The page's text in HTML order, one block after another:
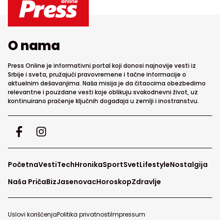
O nama
Press Online je informativni portal koji donosi najnovije vesti iz
Srbije i sveta, pružajući pravovremene i tačne informacije o
aktuelnim dešavanjima. Naša misija je da čitaocima obezbedimo
relevantne i pouzdane vesti koje oblikuju svakodnevni život, uz
kontinuirano praćenje ključnih događaja u zemlji i inostranstvu.
PočetnaVestiTechHronikaSportSvetLifestyleNostalgija
Naša PričaBizJasenovacHoroskopZdravlje
Uslovi korišćenjaPolitika privatnostiImpressum